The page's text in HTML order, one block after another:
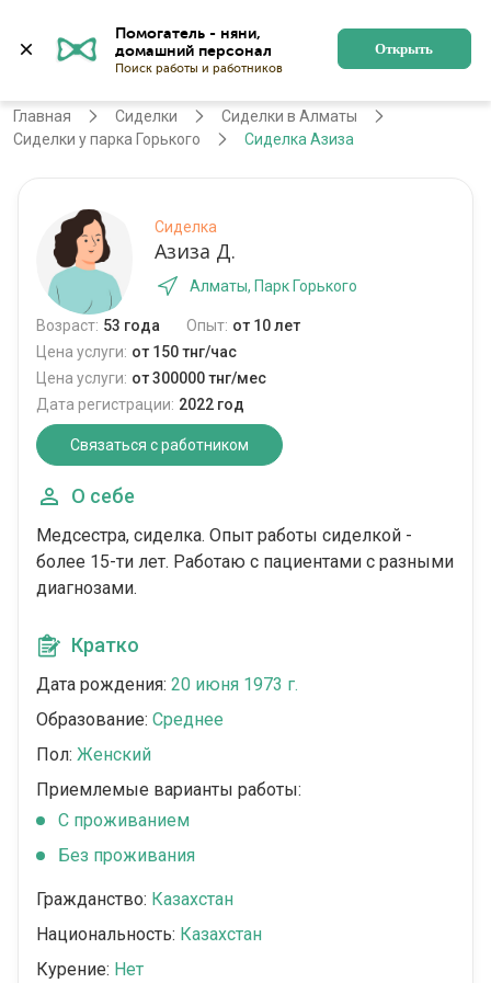
Помогатель - няни,
Поиск работы и работников
Открыть
Алматы Регистрация
Главная Сиделки
Сиделки в Алматы
Сиделки у парка Горького
Сиделка Азиза
Сиделка
Азиза Д.
Алматы, Парк Горького
Возраст: 53 года Опыт: от 10 лет
Цена услуги: от 150 тнг/час
Цена услуги: от 300000 тнг/мес
Дата регистрации: 2022 год
Связаться с работником
О себе
Медсестра, сиделка. Опыт работы сиделкой -
более 15-ти лет. Работаю с пациентами с разными
диагнозами.
Кратко
Дата рождения: 20 июня 1973 г.
Образование: Среднее
Пол: Женский
Приемлемые варианты работы:
C проживанием
Без проживания
Гражданство: Казахстан
Национальность: Казахстан
Курение: Нет